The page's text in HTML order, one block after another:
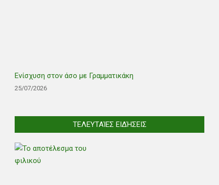
Ενίσχυση στον άσο με Γραμματικάκη
25/07/2026
ΤΕΛΕΥΤΑΊΕΣ ΕΙΔΉΣΕΙΣ